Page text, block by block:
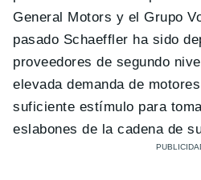
General Motors y el Grupo
pasado Schaeffler ha sido
proveedores de segundo
elevada demanda de
suficiente estímulo para
eslabones de la cadena de